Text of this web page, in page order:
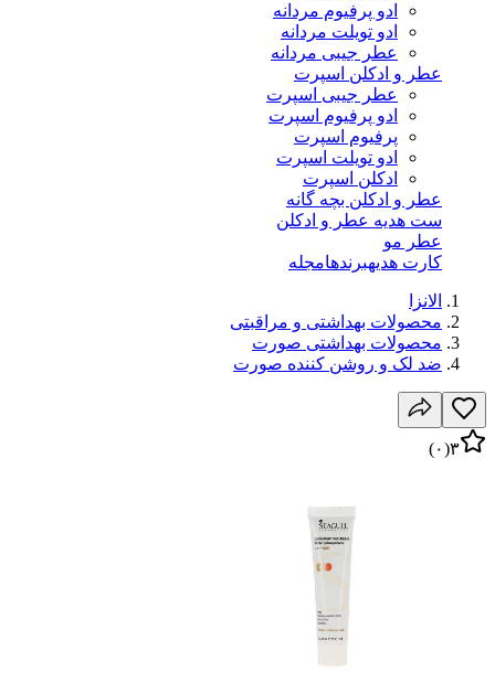
ادو پرفیوم مردانه
ادو تویلت مردانه
عطر جیبی مردانه
عطر و ادکلن اسپرت
عطر جیبی اسپرت
ادو پرفیوم اسپرت
پرفیوم اسپرت
ادو تویلت اسپرت
ادکلن اسپرت
عطر و ادکلن بچه گانه
ست هدیه عطر و ادکلن
عطر مو
کارت هدیهبرندهامجله
الانزا
محصولات بهداشتی و مراقبتی
محصولات بهداشتی صورت
ضد لک و روشن کننده صورت
۳(۰)